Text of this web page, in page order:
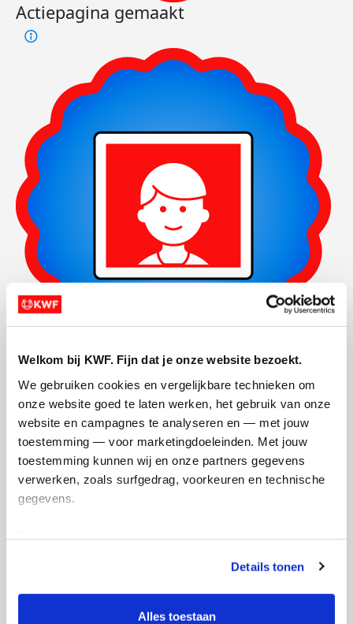
Welkom bij KWF. Fijn dat je onze website bezoekt.
We gebruiken cookies en vergelijkbare technieken om
onze website goed te laten werken, het gebruik van onze
website en campagnes te analyseren en — met jouw
toestemming — voor marketingdoeleinden. Met jouw
toestemming kunnen wij en onze partners gegevens
verwerken, zoals surfgedrag, voorkeuren en technische
gegevens.
tonen. Je kunt je toestemming op elk moment wijzigen of
intrekken via Cookie instellingen onderaan de pagina. De
lijst met cookies is te vinden in het tabblad “details”.
Details tonen
Alles toestaan
Actiepagina gemaakt
Foto's toegevoegd